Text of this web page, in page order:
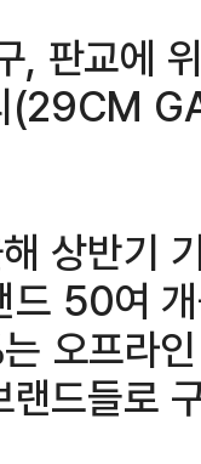
, 판교에
(29CM
상반기
드 50여
오프라
드들로